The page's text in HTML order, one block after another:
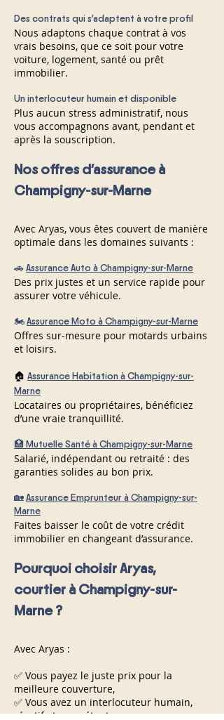
Des contrats qui s’adaptent à votre profil
Nous adaptons chaque contrat à vos
vrais besoins, que ce soit pour votre
voiture, logement, santé ou prêt
immobilier.
Un interlocuteur humain et disponible
​Plus aucun stress administratif, nous
vous accompagnons avant, pendant et
après la souscription.
Nos offres d’assurance à
Champigny-sur-Marne
Avec Aryas, vous êtes couvert de manière
optimale dans les domaines suivants :
🚗 Assurance Auto à Champigny-sur-Marne
Des prix justes et un service rapide pour
assurer votre véhicule.
🏍️ Assurance Moto à Champigny-sur-Marne
Offres sur-mesure pour motards urbains
et loisirs.
🏠 Assurance Habitation à Champigny-sur-
Marne
Locataires ou propriétaires, bénéficiez
d’une vraie tranquillité.
🏥 Mutuelle Santé à Champigny-sur-Marne
Salarié, indépendant ou retraité : des
garanties solides au bon prix.
🏡 Assurance Emprunteur à Champigny-sur-
Marne
Faites baisser le coût de votre crédit
immobilier en changeant d’assurance.
Pourquoi choisir Aryas,
courtier à Champigny-sur-
Marne ?
Avec Aryas :
✅ Vous payez le juste prix pour la
meilleure couverture,
✅ Vous avez un interlocuteur humain,
réactif et compétent,